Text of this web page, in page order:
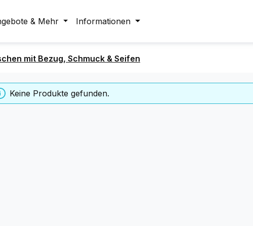
& Mehr Informationen
mit Bezug, Schmuck & Seifen
Keine Produkte gefunden.